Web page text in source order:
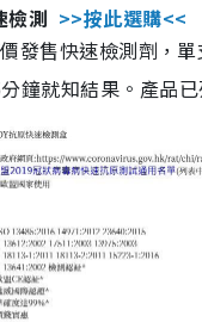
檢測 >>按此選購<<
發售快速檢測劑，
鐘就知結果。產品